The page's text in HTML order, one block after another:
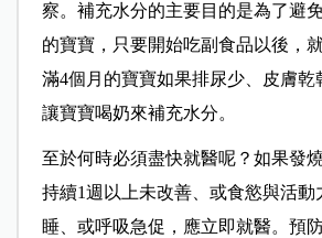
察。補充水分的主要目的是為了避
的寶寶，只要開始吃副食品以後，
滿4個月的寶寶如果排尿少、皮膚乾
讓寶寶喝奶來補充水分。
至於何時必須盡快就醫呢？如果發
持續1週以上未改善、或食慾與活動
睡、或呼吸急促，應立即就醫。預